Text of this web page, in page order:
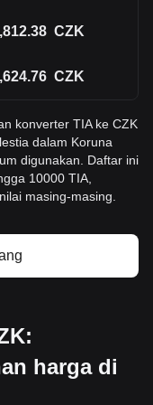
CZK
CZK
konverter TIA ke CZK
dalam Koruna
digunakan. Daftar ini
10000 TIA,
masing-masing.
harga di